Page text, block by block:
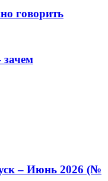
говорить
– Июнь 2026 (№